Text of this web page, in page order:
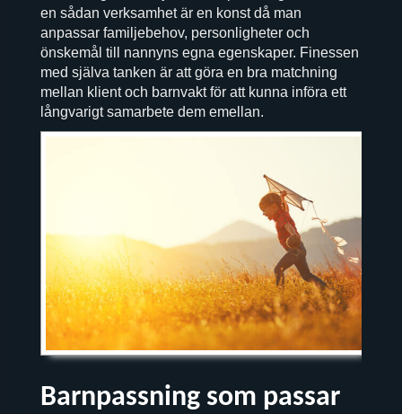
en sådan verksamhet är en konst då man
anpassar familjebehov, personligheter och
önskemål till nannyns egna egenskaper. Finessen
med själva tanken är att göra en bra matchning
mellan klient och barnvakt för att kunna införa ett
långvarigt samarbete dem emellan.
Barnpassning som passar